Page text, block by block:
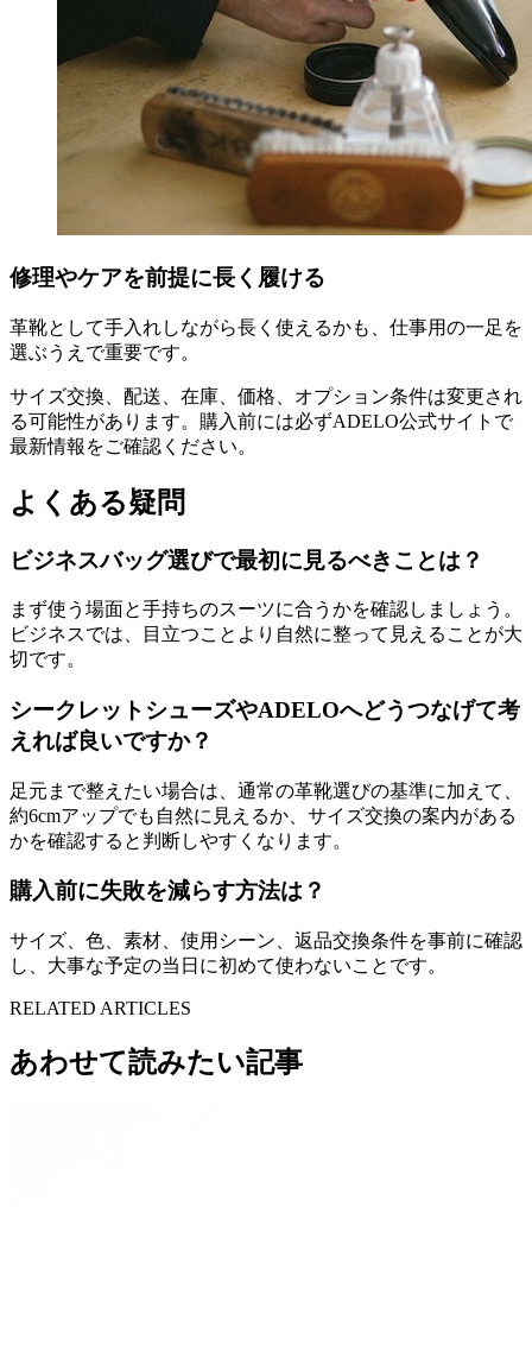
修理やケアを前提に長く履ける
革靴として手入れしながら長く使えるかも、仕事用の一足を
選ぶうえで重要です。
サイズ交換、配送、在庫、価格、オプション条件は変更され
る可能性があります。購入前には必ずADELO公式サイトで
最新情報をご確認ください。
よくある疑問
ビジネスバッグ選びで最初に見るべきことは？
まず使う場面と手持ちのスーツに合うかを確認しましょう。
ビジネスでは、目立つことより自然に整って見えることが大
切です。
シークレットシューズやADELOへどうつなげて考
えれば良いですか？
足元まで整えたい場合は、通常の革靴選びの基準に加えて、
約6cmアップでも自然に見えるか、サイズ交換の案内がある
かを確認すると判断しやすくなります。
購入前に失敗を減らす方法は？
サイズ、色、素材、使用シーン、返品交換条件を事前に確認
し、大事な予定の当日に初めて使わないことです。
RELATED ARTICLES
あわせて読みたい記事